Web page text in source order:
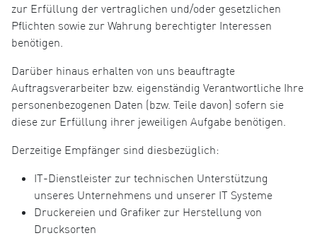
zur Erfüllung der vertraglichen und/oder gesetzlichen
Pflichten sowie zur Wahrung berechtigter Interessen
benötigen.
Darüber hinaus erhalten von uns beauftragte
Auftragsverarbeiter bzw. eigenständig Verantwortliche Ihre
personenbezogenen Daten (bzw. Teile davon) sofern sie
diese zur Erfüllung ihrer jeweiligen Aufgabe benötigen.
Derzeitige Empfänger sind diesbezüglich:
IT-Dienstleister zur technischen Unterstützung
unseres Unternehmens und unserer IT Systeme
Druckereien und Grafiker zur Herstellung von
Drucksorten